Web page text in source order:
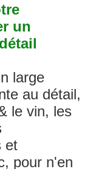
un
large
au détail,
le vin, les
et
pour n'en